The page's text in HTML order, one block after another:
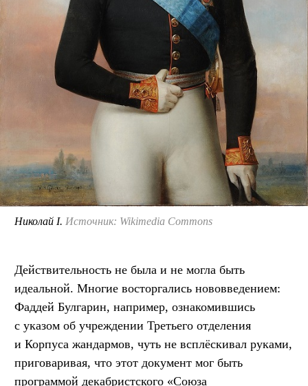
Николай I. Источник: Wikimedia Commons
Действительность не была и не могла быть
идеальной. Многие восторгались нововведением:
Фаддей Булгарин, например, ознакомившись
с указом об учреждении Третьего отделения
и Корпуса жандармов, чуть не всплёскивал руками,
приговаривая, что этот документ мог быть
программой декабристского «Союза